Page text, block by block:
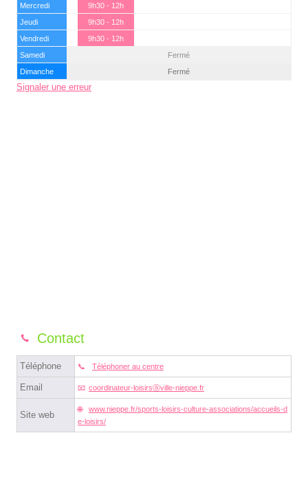
Mercredi
9h30 - 12h
Jeudi
9h30 - 12h
Vendredi
9h30 - 12h
Samedi
Fermé
Dimanche
Fermé
Signaler une erreur
Contact
Téléphone Téléphoner au centre
Email coordinateur-loisirsⓐville-nieppe.fr
Site web
www.nieppe.fr/sports-loisirs-culture-associations/accueils-d
e-loisirs/